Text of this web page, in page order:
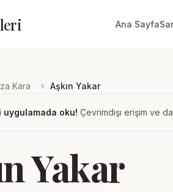
Ana Sayfa
Kara chevron_right Aşkın Yakar
uygulamada oku! Çevrimdışı erişim ve
Yakar